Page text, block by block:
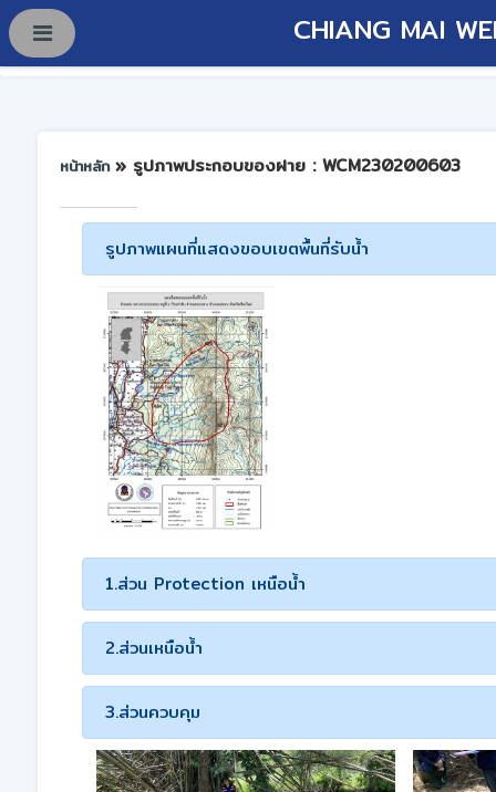
CHIANG MAI
หน้าหลัก » รูปภาพประกอบของฝาย : WCM230200603
รูปภาพแผนที่แสดงขอบเขตพื้นที่รับน้ำ
1.ส่วน Protection เหนือน้ำ
2.ส่วนเหนือน้ำ
3.ส่วนควบคุม